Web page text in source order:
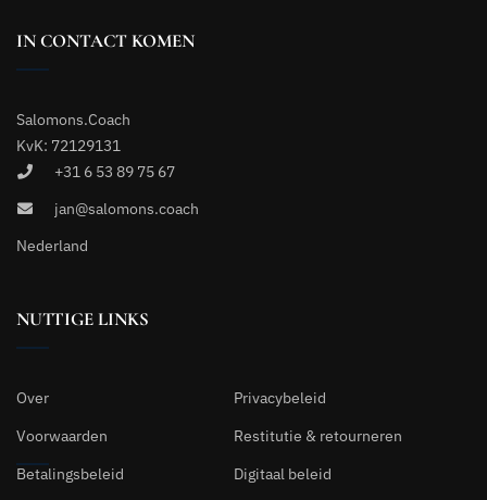
IN CONTACT KOMEN
Salomons.Coach
KvK: 72129131
+31 6 53 89 75 67
jan@salomons.coach
Nederland
NUTTIGE LINKS
Over
Privacybeleid
Voorwaarden
Restitutie & retourneren
Betalingsbeleid
Digitaal beleid